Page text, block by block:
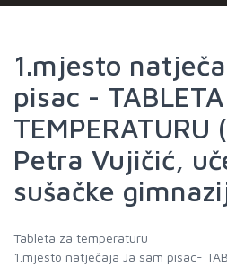
1.mjesto
pisac -
Petra Vujičić,
sušačke
Tableta za temperaturu
1.mjesto natječaja Ja sam pisac-